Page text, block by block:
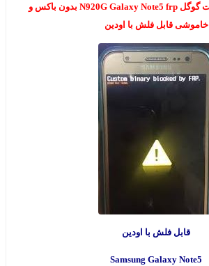
فایل حل مشکل اکانت گوگل N920G Galaxy Note5 frp بدون باکس و
خاموشی قابل فلش با اودین
قابل فلش با اودین
Samsung Galaxy Note5